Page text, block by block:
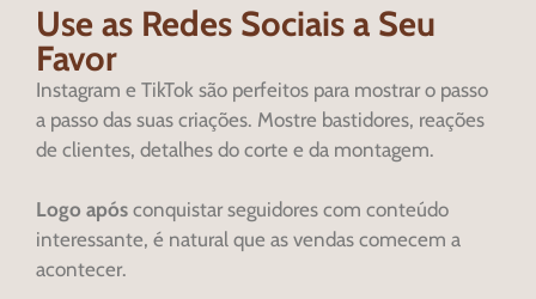
Use as Redes Sociais a Seu
Favor
Instagram e TikTok são perfeitos para mostrar o passo
a passo das suas criações. Mostre bastidores, reações
de clientes, detalhes do corte e da montagem.
Logo após conquistar seguidores com conteúdo
interessante, é natural que as vendas comecem a
acontecer.